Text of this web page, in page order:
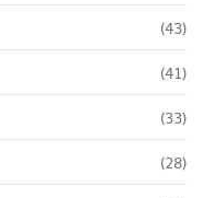
(43)
(41)
(33)
(28)